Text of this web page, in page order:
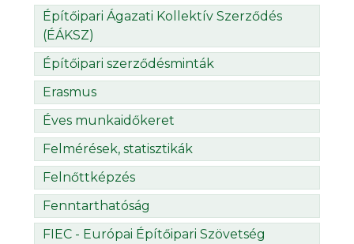
Építőipari Ágazati Kollektív Szerződés
(ÉÁKSZ)
Építőipari szerződésminták
Erasmus
Éves munkaidőkeret
Felmérések, statisztikák
Felnőttképzés
Fenntarthatóság
FIEC - Európai Építőipari Szövetség